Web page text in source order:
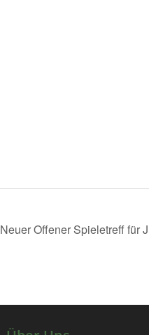
Neuer Offener Spieletreff für